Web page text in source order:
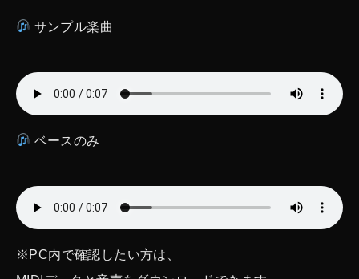
サンプル楽曲
ベースのみ
※PC内で確認したい方は、